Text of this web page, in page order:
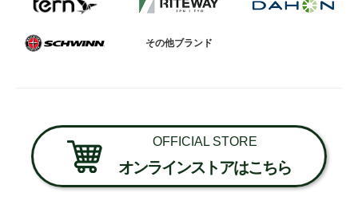
その他ブランド
OFFICIAL STORE
オンラインストアはこちら